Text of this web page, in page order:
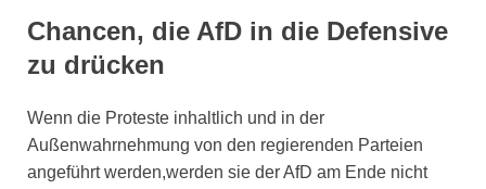
Chancen, die AfD in die Defensive
zu drücken
Wenn die Proteste inhaltlich und in der
Außenwahrnehmung von den regierenden Parteien
angeführt werden,werden sie der AfD am Ende nicht